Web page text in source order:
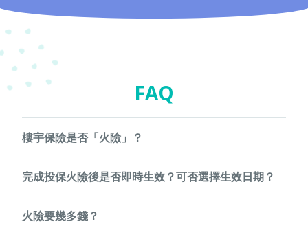
FAQ
樓宇保險是否「火險」？
災、風災、爆炸、閃電水浸、 地震、 地陷、山泥傾瀉等所引
為按揭物業的持有人。
完成投保火險後是否即時生效？可否選擇生效日期？
火險要幾多錢？